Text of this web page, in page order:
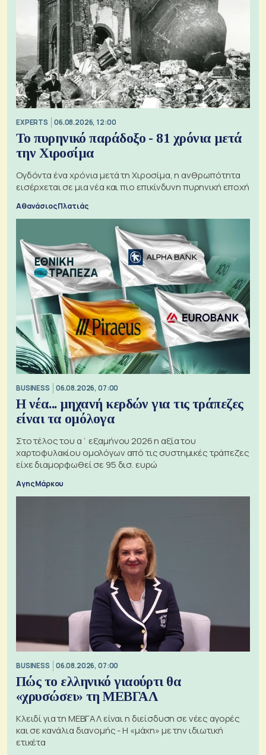
EXPERTS 06.08.2026, 12:00
Το πυρηνικό παράδοξο - 81 χρόνια μετά
την Χιροσίμα
Ογδόντα ένα χρόνια μετά τη Χιροσίμα, η ανθρωπότητα
εισέρχεται σε μια νέα και πιο επικίνδυνη πυρηνική εποχή
Αθανάσιος Πλατιάς
BUSINESS 06.08.2026, 07:00
Η νέα... μηχανή κερδών για τις τράπεζες
είναι τα ομόλογα
Στο τέλος του α΄ εξαμήνου 2026 η αξία του
χαρτοφυλακίου ομολόγων από τις συστημικές τράπεζες
είχε διαμορφωθεί σε 95 δισ. ευρώ
Αγης Μάρκου
BUSINESS 06.08.2026, 07:00
Πώς το ελληνικό γιαούρτι θα
«χρυσώσει» τη ΜΕΒΓΑΛ
Κλειδί για τη ΜΕΒΓΑΛ είναι η διείσδυση σε νέες αγορές
και σε κανάλια διανομής - Η «μάχη» με την ιδιωτική
ετικέτα